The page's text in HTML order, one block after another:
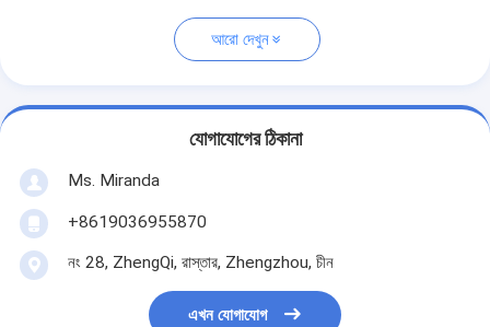
আরো দেখুন
যোগাযোগের ঠিকানা
Ms. Miranda
+8619036955870
নং 28, ZhengQi, রাস্তার, Zhengzhou, চীন
এখন যোগাযোগ